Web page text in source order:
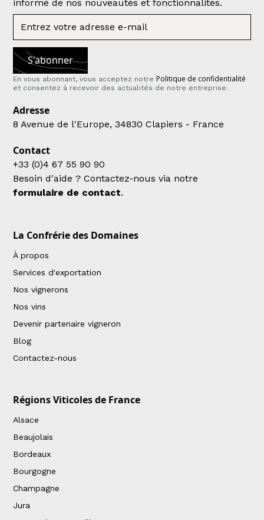
informé de nos nouveautés et fonctionnalités.
En vous abonnant, vous acceptez notre Politique de confidentialité
et consentez à recevoir des actualités de notre entreprise.
Adresse
8 Avenue de l'Europe, 34830 Clapiers - France
Contact
+33 (0)4 67 55 90 90
Besoin d'aide ? Contactez-nous via notre
formulaire de contact.
La Confrérie des Domaines
À propos
Services d'exportation
Nos vignerons
Nos vins
Devenir partenaire vigneron
Blog
Contactez-nous
Régions Viticoles de France
Alsace
Beaujolais
Bordeaux
Bourgogne
Champagne
Jura